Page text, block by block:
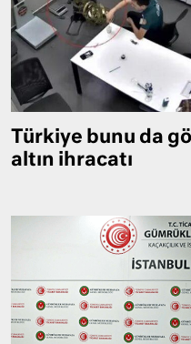
Türkiye bunu da
altın ihracatı